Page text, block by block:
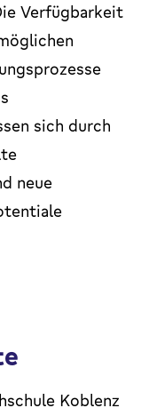
Verfügbarkeit
sich durch
neue
Koblenz